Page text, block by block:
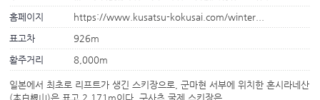
홈페이지
https://www.kusatsu-kokusai.com/winter...
표고차
926m
활주거리
8,000m
일본에서 최초로 리프트가 생긴 스키장으로, 군마현 서부에 위치한 혼시라네산
(本白根山)은 표고 2,171m이다. 구사츠 국제 스키장은...